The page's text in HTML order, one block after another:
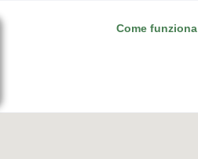
Come funziona